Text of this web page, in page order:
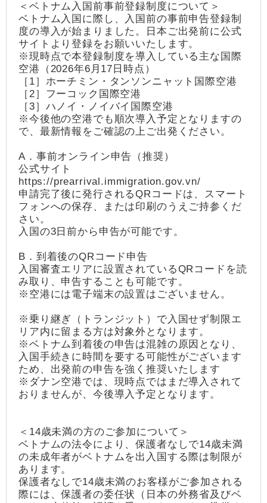
＜ベトナム入国前事前登録制度について＞
ベトナム入国に際し、入国前の事前申告登録制
度の導入が始まりました。日本ご出発前に公式
サイトより登録をお願いいたします。
※現時点で本登録制度を導入している主な国際
空港（2026年6月17日時点）
［1］ホーチミン・タンソンニャット国際空港
［2］フーコック国際空港
［3］ハノイ・ノイバイ国際空港
※今後他の空港でも順次導入予定となりますの
で、最新情報をご確認の上ご出発ください。
A．事前オンライン申告（推奨）
公式サイト
https://prearrival.immigration.gov.vn/
申請完了後に発行されるQRコードは、スマート
フォンへの保存、または印刷のうえご持参くだ
さい。
入国の3日前から申告が可能です。
B．到着後のQRコード申告
入国審査エリアに設置されているQRコードを読
み取り、申告することも可能です。
※空港には電子端末の設置はございません。
※乗り継ぎ（トランジット）で入国せず制限エ
リア内に留まる方は対象外となります。
※ベトナム到着後の申告は混雑の原因となり、
入国手続きに時間を要する可能性がございます
ため、出発前の申告を強く推奨いたします
※ダナン空港では、現時点ではまだ導入されて
おりませんが、今後導入予定となります。
＜14歳未満の方のご参加について＞
ベトナムの法令により、保護者なしで14歳未満
の未成年者がベトナムを出入国する際は制限が
あります。
保護者なしで14歳未満のお客様がご参加される
際には、保護者の委任状（日本の外務省及びベ